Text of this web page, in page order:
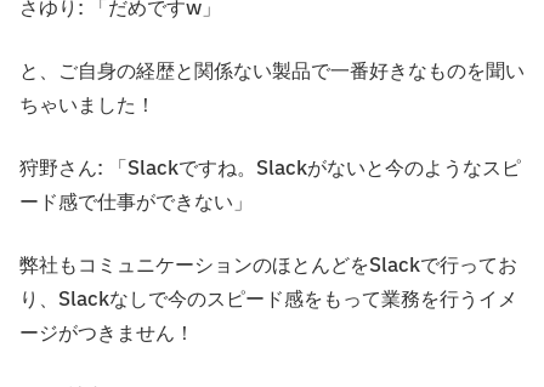
さゆり: 「だめですw」
と、ご自身の経歴と関係ない製品で一番好きなものを聞い
ちゃいました！
狩野さん: 「Slackですね。Slackがないと今のようなスピ
ード感で仕事ができない」
弊社もコミュニケーションのほとんどをSlackで行ってお
り、Slackなしで今のスピード感をもって業務を行うイメ
ージがつきません！